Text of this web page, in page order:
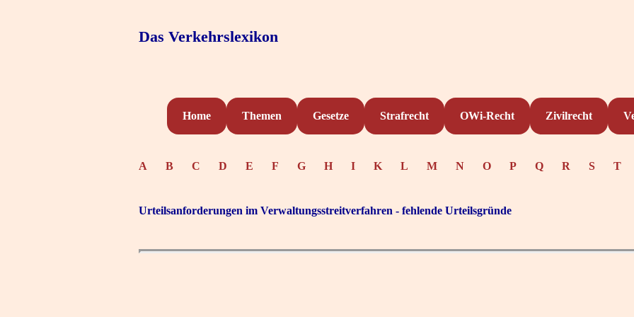
Das Verkehrslexikon
Home Themen Gesetze Strafrecht OWi-Recht Zivilrecht
A B C D E F G H I K L M N O P Q R S T
Urteilsanforderungen im Verwaltungsstreitverfahren - fehlende Urteilsgründe